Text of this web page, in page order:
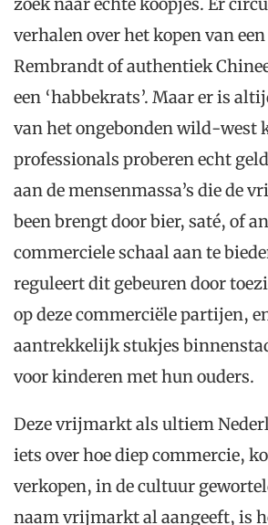
verhalen over het kopen van
Rembrandt of authentiek
een ‘habbekrats’. Maar er is
van het ongebonden wild-west
professionals proberen echt
aan de mensenmassa’s die de
been brengt door bier, saté, of
commerciele schaal aan te
reguleert dit gebeuren door
op deze commerciële partijen,
aantrekkelijk stukjes
voor kinderen met hun ouders.
Deze vrijmarkt als ultiem
iets over hoe diep commercie,
verkopen, in de cultuur
naam vrijmarkt al aangeeft, is